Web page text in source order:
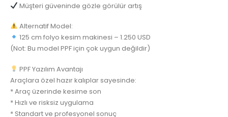
Müşteri güveninde gözle görülür artış
Alternatif Model:
125 cm folyo kesim makinesi – 1.250 USD
(Not: Bu model PPF için çok uygun değildir)
PPF Yazılım Avantajı
Araçlara özel hazır kalıplar sayesinde:
* Araç üzerinde kesime son
* Hızlı ve risksiz uygulama
* Standart ve profesyonel sonuç